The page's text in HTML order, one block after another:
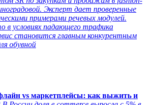
Эксперт дает проверенные
примерами речевых модулей.
в условиях падающего трафика
становится главным конкурентным
обувной
vs маркетплейсы: как выжить и